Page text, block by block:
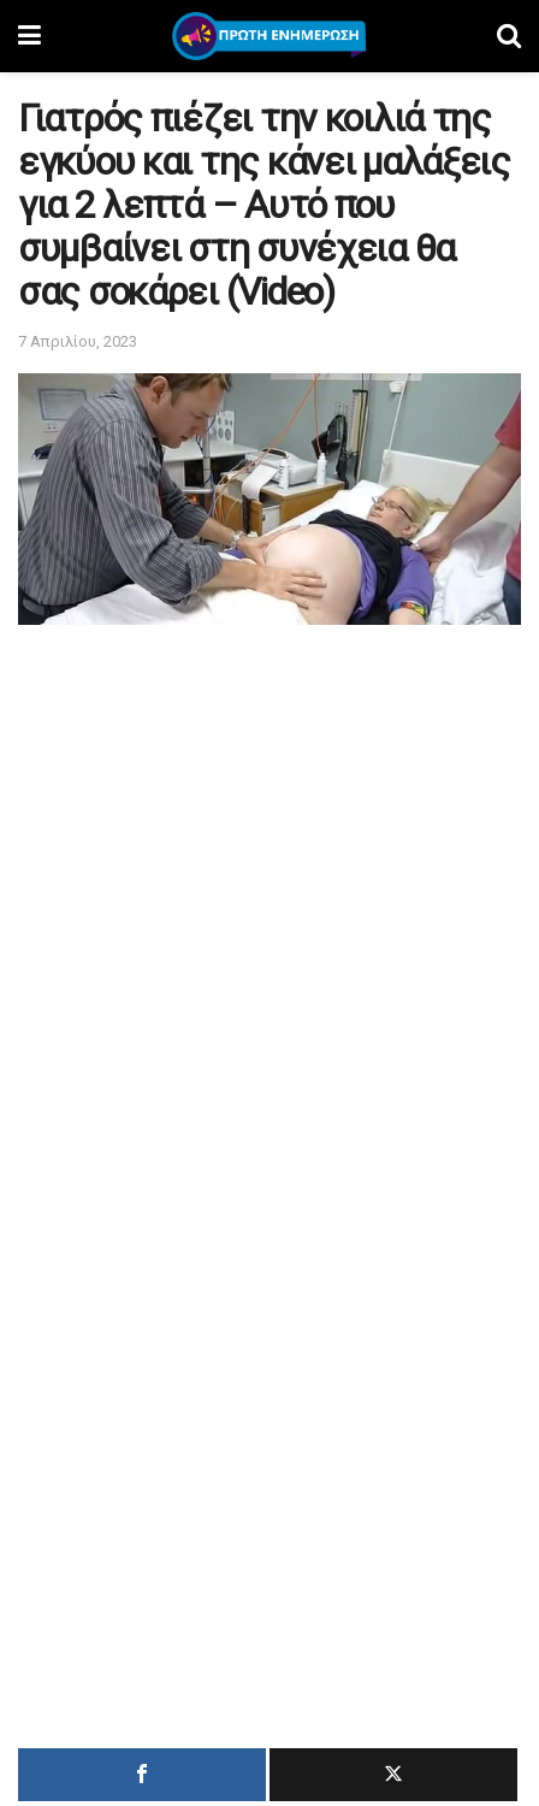
Γιατρός πιέζει την κοιλιά της
εγκύου και της κάνει μαλάξεις
για 2 λεπτά – Αυτό που
συμβαίνει στη συνέχεια θα
σας σοκάρει (Video)
7 Απριλίου, 2023